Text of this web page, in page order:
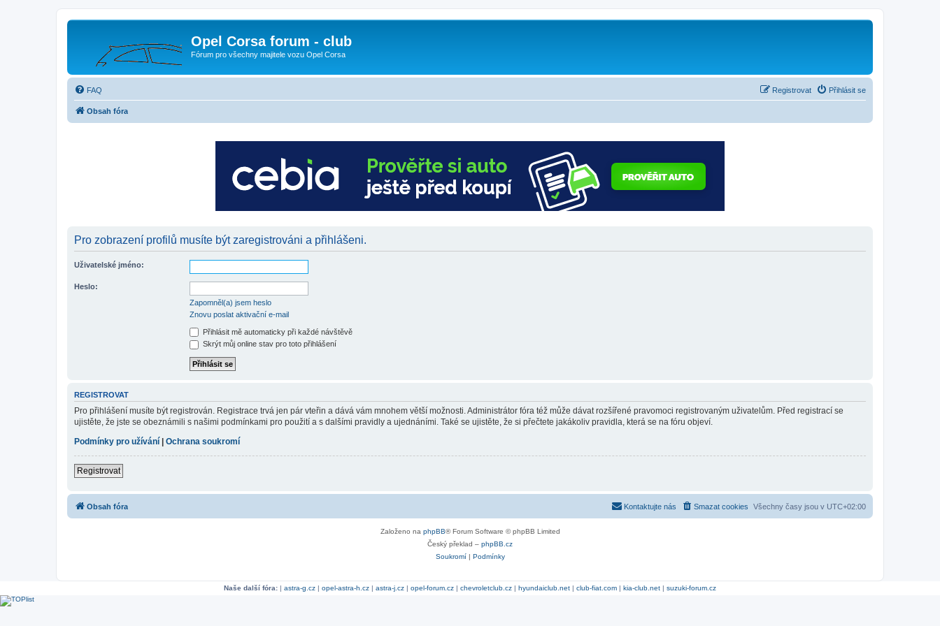
Opel Corsa forum - club
Fórum pro všechny majitele vozu Opel Corsa
FAQ Přihlásit se
Registrovat
Obsah fóra
Pro zobrazení profilů musíte být zaregistrováni a přihlášeni.
Uživatelské jméno:
Heslo:
Zapomněl(a) jsem heslo
Znovu poslat aktivační e-mail
Přihlásit mě automaticky při každé návštěvě
Skrýt můj online stav pro toto přihlášení
REGISTROVAT
Pro přihlášení musíte být registrován. Registrace trvá jen pár vteřin a dává vám mnohem větší možnosti. Administrátor fóra též může dávat rozšířené pravomoci registrovaným uživatelům. Před registrací se
ujistěte, že jste se obeznámili s našimi podmínkami pro použití a s dalšími pravidly a ujednáními. Také se ujistěte, že si přečtete jakákoliv pravidla, která se na fóru objeví.
Podmínky pro užívání
Ochrana soukromí
Registrovat
Obsah fóra Všechny časy jsou v UTC+02:00
Smazat cookies
Kontaktujte nás
Založeno na phpBB® Forum Software © phpBB Limited
Český překlad – phpBB.cz
Soukromí| Podmínky
Naše další fóra: | astra-g.cz | opel-astra-h.cz | astra-j.cz | opel-forum.cz | chevroletclub.cz | hyundaiclub.net | club-fiat.com | kia-club.net | suzuki-forum.cz